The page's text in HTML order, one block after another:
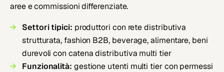
aree e commissioni differenziate.
Settori tipici: produttori con rete distributiva
strutturata, fashion B2B, beverage, alimentare, beni
durevoli con catena distributiva multi tier
Funzionalità: gestione utenti multi tier con permessi